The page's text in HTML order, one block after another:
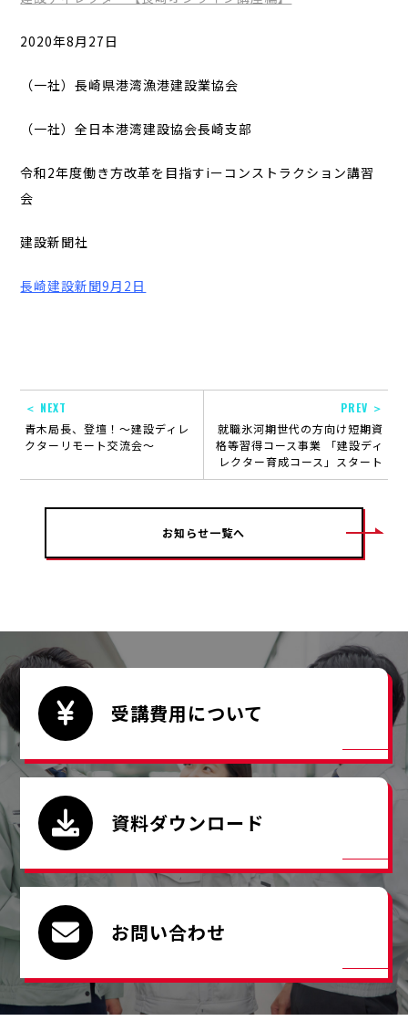
2020年8月27日
（一社）長崎県港湾漁港建設業協会
（一社）全日本港湾建設協会長崎支部
令和2年度働き方改革を目指すiーコンストラクション講習
会
建設新聞社
長崎建設新聞9月2日
＜ NEXT
青木局長、登壇！～建設ディレ
クターリモート交流会～
PREV ＞
就職氷河期世代の方向け短期資
格等習得コース事業 「建設ディ
レクター育成コース」スタート
お知らせ一覧へ
受講費用について
資料ダウンロード
お問い合わせ